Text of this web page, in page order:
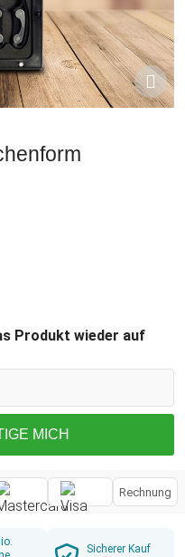
Produkt wieder auf
MICH
Rechnung
Sicherer Kauf